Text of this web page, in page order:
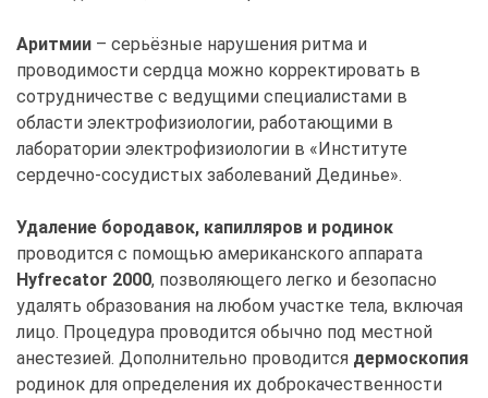
Аритмии – серьёзные нарушения ритма и
проводимости сердца можно корректировать в
сотрудничестве с ведущими специалистами в
области электрофизиологии, работающими в
лаборатории электрофизиологии в «Институте
сердечно-сосудистых заболеваний Дединье».
Удаление бородавок, капилляров и родинок
проводится с помощью американского аппарата
Hyfrecator 2000, позволяющего легко и безопасно
удалять образования на любом участке тела, включая
лицо. Процедура проводится обычно под местной
анестезией. Дополнительно проводится дермоскопия
родинок для определения их доброкачественности